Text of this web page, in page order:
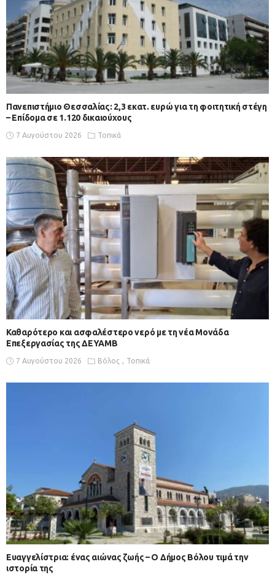
Πανεπιστήμιο Θεσσαλίας: 2,3 εκατ. ευρώ για τη φοιτητική στέγη
– Επίδομα σε 1.120 δικαιούχους
7 Αυγούστου 2026 Τοπικά
Καθαρότερο και ασφαλέστερο νερό με τη νέα Μονάδα
Επεξεργασίας της ΔΕΥΑΜΒ
7 Αυγούστου 2026 Βόλος Τοπικά
Ευαγγελίστρια: ένας αιώνας ζωής – Ο Δήμος Βόλου τιμά την
ιστορία της